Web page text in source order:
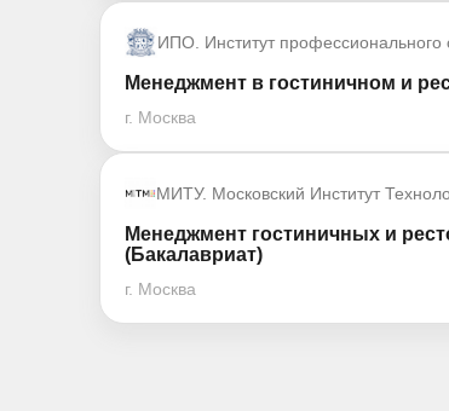
ИПО. Институт профессионального
Менеджмент в гостиничном и
г. Москва
МИТУ. Московский Институт
Менеджмент гостиничных и
(Бакалавриат)
г. Москва